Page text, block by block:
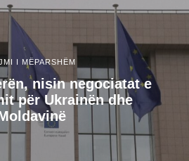
I MËPARSHËM
nisin negociatat e
për Ukrainën dhe